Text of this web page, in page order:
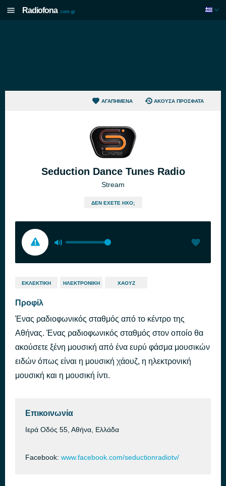
Radiofona .com.gr
ΑΓΑΠΗΜΈΝΑ ΆΚΟΥΣΑ ΠΡΌΣΦΑΤΑ
Seduction Dance Tunes Radio
Stream
ΔΕΝ ΈΧΕΤΕ ΉΧΟ;
ΕΚΛΕΚΤΙΚΉ ΗΛΕΚΤΡΟΝΙΚΉ ΧΆΟΥΖ
Προφίλ
Ένας ραδιοφωνικός σταθμός από το κέντρο της
Αθήνας. Ένας ραδιοφωνικός σταθμός στον οποίο θα
ακούσετε ξένη μουσική από ένα ευρύ φάσμα μουσικών
ειδών όπως είναι η μουσική χάουζ, η ηλεκτρονική
μουσική και η μουσική ίντι.
Επικοινωνία
Ιερά Οδός 55, Αθήνα, Ελλάδα
Facebook: www.facebook.com/seductionradiotv/